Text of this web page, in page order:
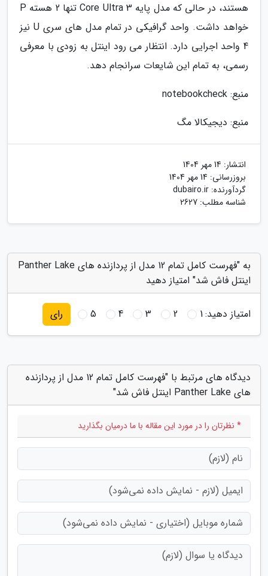
هستند، در حالی که مدل پایه Core Ultra 3 تنها 2 هسته P
خواهد داشت. واحد گرافیکی در تمام مدل های سری U نیز
4 واحد اجرایی دارد. انتظار می رود اینتل به زودی با معرفی
رسمی، به تمام این شایعات سرانجام دهد.
منبع: notebookcheck
منبع: دیجیکالا مگ
انتشار: 14 مهر 1404
بروزرسانی: 14 مهر 1404
گردآورنده: dubairo.ir
شناسه مطلب: 2627
به "فهرست کامل تمام 12 مدل از پردازنده های Panther Lake
اینتل فاش شد" امتیاز دهید
امتیاز دهید:1
2
3
4
5 رای
دیدگاه های مرتبط با "فهرست کامل تمام 12 مدل از پردازنده
های Panther Lake اینتل فاش شد"
* نظرتان را در مورد این مقاله با ما درمیان بگذارید